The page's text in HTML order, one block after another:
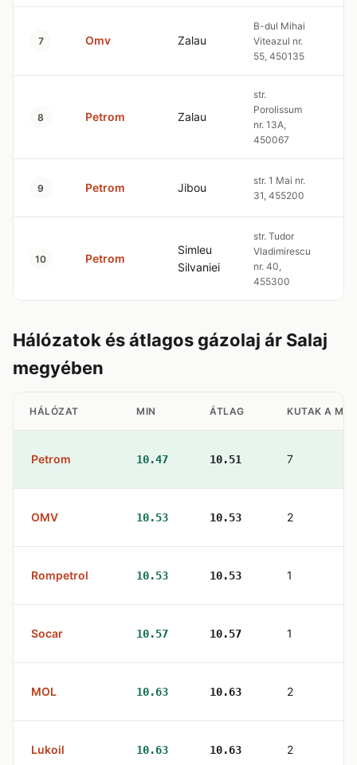
7 Omv Zalau
B-dul Mihai
Viteazul nr.
55, 450135
8 Petrom Zalau
str.
Porolissum
nr. 13A,
450067
9 Petrom Jibou
str. 1 Mai nr.
31, 455200
10 Petrom
Simleu
Silvaniei
str. Tudor
Vladimirescu
nr. 40,
455300
Hálózatok és átlagos gázolaj ár Salaj
megyében
HÁLÓZAT MIN ÁTLAG KUTAK A
Petrom 10.47 10.51 7
OMV 10.53 10.53 2
Rompetrol 10.53 10.53 1
Socar 10.57 10.57 1
MOL 10.63 10.63 2
Lukoil 10.63 10.63 2